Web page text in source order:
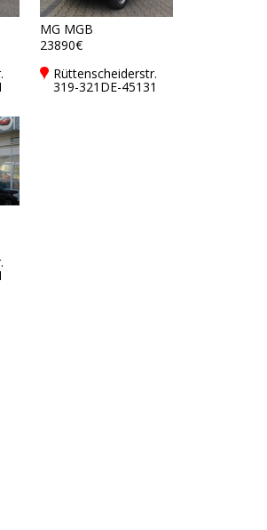
MG MGB
23890€
Rüttenscheiderstr.
319-321DE-45131